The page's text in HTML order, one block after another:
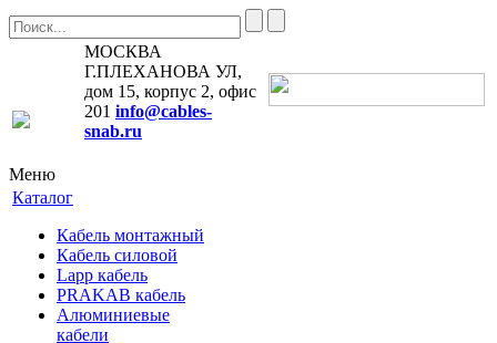
МОСКВА
Г.ПЛЕХАНОВА УЛ,
дом 15, корпус 2, офис
201 info@cables-
snab.ru
Меню
Каталог
Кабель монтажный
Кабель силовой
Lapp кабель
PRAKAB кабель
Алюминиевые
кабели